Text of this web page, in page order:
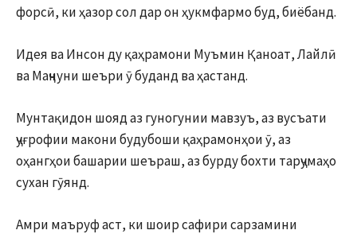
форсӣ, ки ҳазор сол дар он ҳукмфармо буд, биёбанд.
Идея ва Инсон ду қаҳрамони Муъмин Қаноат, Лайлӣ
ва Маҷнуни шеъри ӯ буданд ва ҳастанд.
Мунтақидон шояд аз гуногунии мавзуъ, аз вусъати
ҷуғрофии макони будубоши қаҳрамонҳои ӯ, аз
оҳангҳои башарии шеъраш, аз бурду бохти тарҷумаҳо
сухан гӯянд.
Амри маъруф аст, ки шоир сафири сарзамини